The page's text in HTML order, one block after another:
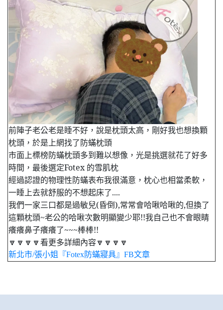
前陣子老公老是睡不好，說是枕頭太高，剛好我也想換顆
枕頭，於是上網找了防蟎枕頭
市面上標榜防蟎枕頭多到難以想像，光是挑選就花了好多
時間，最後選定Fotex 的雪肌枕
經過認證的物理性防蟎表布我很滿意，枕心也相當柔軟，
一睡上去就舒服的不想起床了....
我們一家三口都是過敏兒(昏倒),常常會哈啾哈啾的,但換了
這顆枕頭~老公的哈啾次數明顯變少耶!!我自己也不會眼睛
癢癢鼻子癢癢了~~~棒棒!!
🔽🔽🔽🔽看更多詳細內容🔽🔽🔽🔽
新北市/張小姐『Fotex防蟎寢具』FB文章